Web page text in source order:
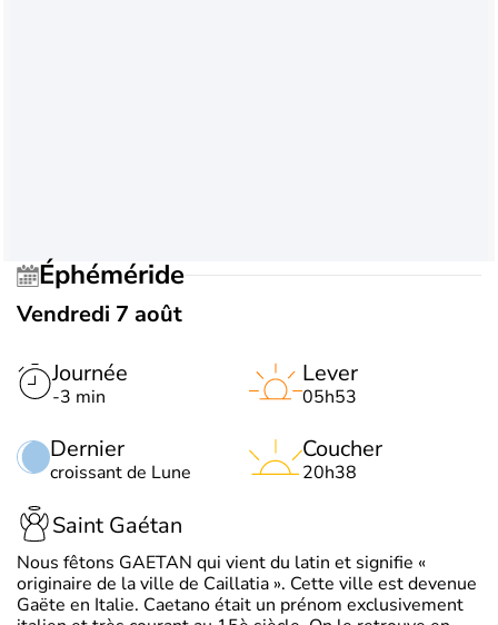
Éphéméride
Vendredi 7 août
Journée
-3 min
Dernier
croissant de Lune
Lever
05h53
Coucher
20h38
Saint Gaétan
Nous fêtons GAETAN qui vient du latin et signifie «
originaire de la ville de Caillatia ». Cette ville est devenue
Gaëte en Italie. Caetano était un prénom exclusivement